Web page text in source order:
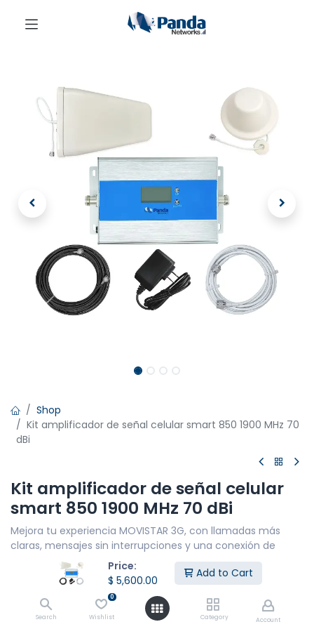
Price:
$ 5,600.00
Add to Cart
Search
0
Wishlist Category Account
Shop
Kit amplificador de señal celular smart 850 1900 MHz 70
dBi
Kit amplificador de señal celular
smart 850 1900 MHz 70 dBi
Mejora tu experiencia MOVISTAR 3G, con llamadas más
claras, mensajes sin interrupciones y una conexión de
datos fluida, Cubre hasta 50 metros lineales para un
máximo de 10 personas
CARACTERÍSTICAS PRINCIPALES
Cobertura de red: 4G
Potencia: 600 mW - 72DBi